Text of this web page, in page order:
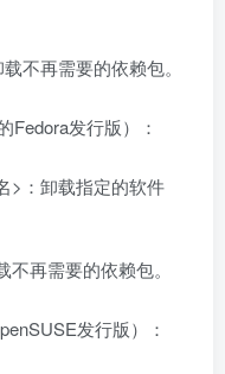
不再需要的依赖包。
Fedora发行版）：
>：卸载指定的软件
再需要的依赖包。
发行版）：